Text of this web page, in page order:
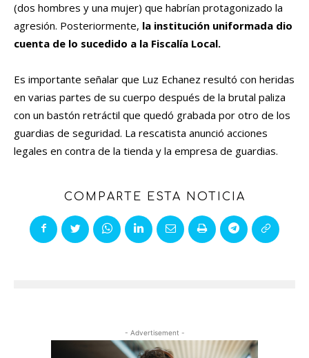
(dos hombres y una mujer) que habrían protagonizado la
agresión. Posteriormente, la institución uniformada dio
cuenta de lo sucedido a la Fiscalía Local.
Es importante señalar que Luz Echanez resultó con heridas
en varias partes de su cuerpo después de la brutal paliza
con un bastón retráctil que quedó grabada por otro de los
guardias de seguridad. La rescatista anunció acciones
legales en contra de la tienda y la empresa de guardias.
COMPARTE ESTA NOTICIA
- Advertisement -